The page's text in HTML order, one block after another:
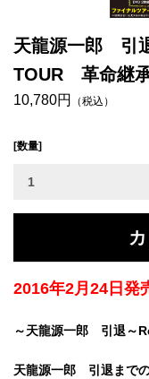
天龍源一郎 引
TOUR 革命継
10,780円 （税込）
[数量]
2016年2月24日発
～天龍源一郎 引退～
天龍源一郎 引退まで